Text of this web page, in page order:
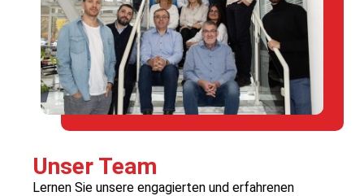
Unser Team
Lernen Sie unsere engagierten und erfahrenen